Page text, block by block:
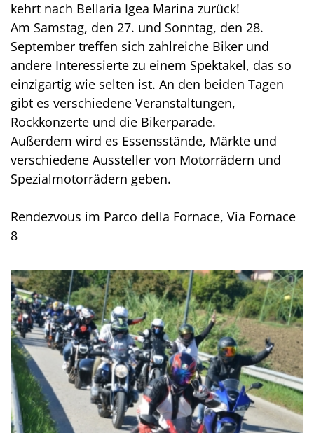
kehrt nach Bellaria Igea Marina zurück!
Am Samstag, den 27. und Sonntag, den 28.
September treffen sich zahlreiche Biker und
andere Interessierte zu einem Spektakel, das so
einzigartig wie selten ist. An den beiden Tagen
gibt es verschiedene Veranstaltungen,
Rockkonzerte und die Bikerparade.
Außerdem wird es Essensstände, Märkte und
verschiedene Aussteller von Motorrädern und
Spezialmotorrädern geben.
Rendezvous im Parco della Fornace, Via Fornace
8